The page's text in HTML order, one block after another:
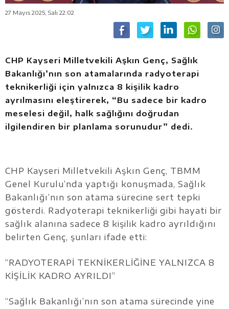
27 Mayıs 2025, Salı 22:02
CHP Kayseri Milletvekili Aşkın Genç, Sağlık
Bakanlığı’nın son atamalarında radyoterapi
teknikerliği için yalnızca 8 kişilik kadro
ayrılmasını eleştirerek, “Bu sadece bir kadro
meselesi değil, halk sağlığını doğrudan
ilgilendiren bir planlama sorunudur” dedi.
CHP Kayseri Milletvekili Aşkın Genç, TBMM
Genel Kurulu’nda yaptığı konuşmada, Sağlık
Bakanlığı’nın son atama sürecine sert tepki
gösterdi. Radyoterapi teknikerliği gibi hayati bir
sağlık alanına sadece 8 kişilik kadro ayrıldığını
belirten Genç, şunları ifade etti:
“RADYOTERAPİ TEKNİKERLİĞİNE YALNIZCA 8
KİŞİLİK KADRO AYRILDI”
“Sağlık Bakanlığı’nın son atama sürecinde yine